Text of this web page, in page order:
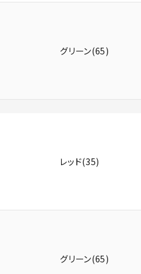
グリーン(65)
レッド(35)
グリーン(65)